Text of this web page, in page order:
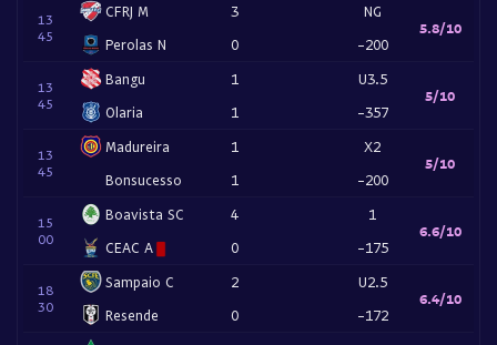
13
45
CFRJ M
Perolas N
3
0
NG
-200
5.8/10
13
45
Bangu
Olaria
1
1
U3.5
-357
5/10
13
45
Madureira
Bonsucesso
1
1
X2
-200
5/10
15
00
Boavista SC
CEAC A
4
0
1
-175
6.6/10
18
30
Sampaio C
Resende
2
0
U2.5
-172
6.4/10